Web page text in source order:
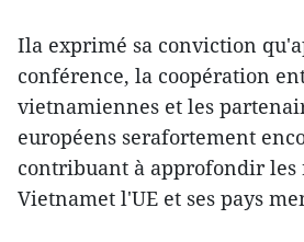
Ila exprimé sa conviction
conférence, la coopération
vietnamiennes et les
européens serafortement
contribuant à approfondir les
Vietnamet l'UE et ses pays